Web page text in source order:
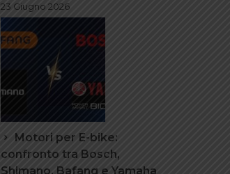
23 Giugno 2026
Motori per E-bike:
confronto tra Bosch,
Shimano, Bafang e Yamaha